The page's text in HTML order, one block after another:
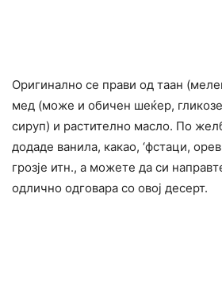
Оригинално се прави од таан
мед (може и обичен шеќер,
сируп) и растително масло. По
додаде ванила, какао, ‘фстаци,
грозје итн., а можете да си
одлично одговара со овој десерт.